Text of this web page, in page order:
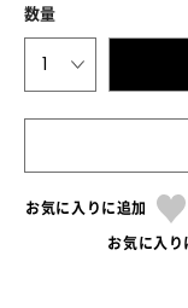
数量
1
お気に入りに追加
お気に入り